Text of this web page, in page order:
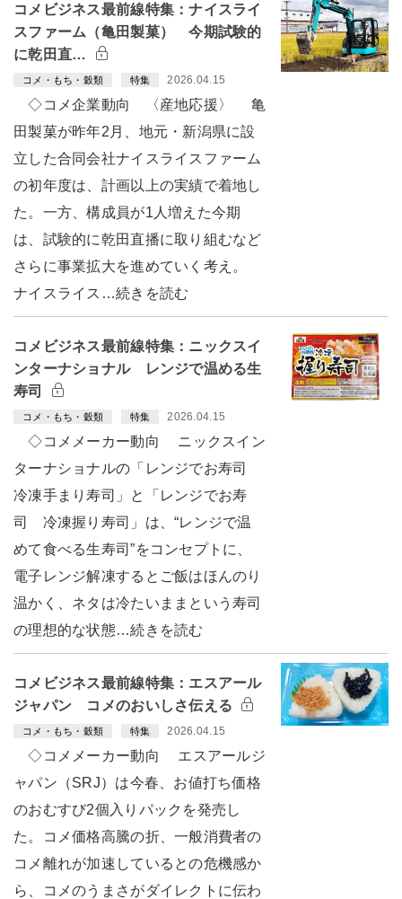
コメビジネス最前線特集：ナイスライ
スファーム（亀田製菓） 今期試験的
に乾田直…
コメ・もち・穀類 特集 2026.04.15
◇コメ企業動向 〈産地応援〉 亀
田製菓が昨年2月、地元・新潟県に設
立した合同会社ナイスライスファーム
の初年度は、計画以上の実績で着地し
た。一方、構成員が1人増えた今期
は、試験的に乾田直播に取り組むなど
さらに事業拡大を進めていく考え。
ナイスライス…続きを読む
コメビジネス最前線特集：ニックスイ
ンターナショナル レンジで温める生
寿司
コメ・もち・穀類 特集 2026.04.15
◇コメメーカー動向 ニックスイン
ターナショナルの「レンジでお寿司
冷凍手まり寿司」と「レンジでお寿
司 冷凍握り寿司」は、“レンジで温
めて食べる生寿司”をコンセプトに、
電子レンジ解凍するとご飯はほんのり
温かく、ネタは冷たいままという寿司
の理想的な状態…続きを読む
コメビジネス最前線特集：エスアール
ジャパン コメのおいしさ伝える
コメ・もち・穀類 特集 2026.04.15
◇コメメーカー動向 エスアールジ
ャパン（SRJ）は今春、お値打ち価格
のおむすび2個入りパックを発売し
た。コメ価格高騰の折、一般消費者の
コメ離れが加速しているとの危機感か
ら、コメのうまさがダイレクトに伝わ